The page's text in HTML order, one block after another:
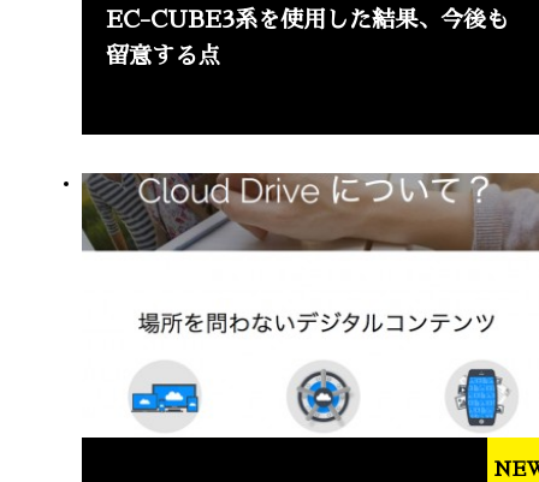
EC-CUBE3系を使用した結果、今後も
留意する点